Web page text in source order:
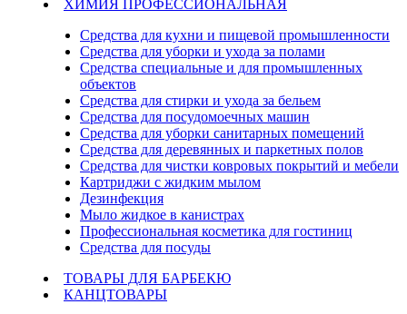
ХИМИЯ ПРОФЕССИОНАЛЬНАЯ
Средства для кухни и пищевой промышленности
Средства для уборки и ухода за полами
Средства специальные и для промышленных
объектов
Средства для стирки и ухода за бельем
Средства для посудомоечных машин
Средства для уборки санитарных помещений
Средства для деревянных и паркетных полов
Средства для чистки ковровых покрытий и мебели
Картриджи с жидким мылом
Дезинфекция
Мыло жидкое в канистрах
Профессиональная косметика для гостиниц
Средства для посуды
ТОВАРЫ ДЛЯ БАРБЕКЮ
КАНЦТОВАРЫ